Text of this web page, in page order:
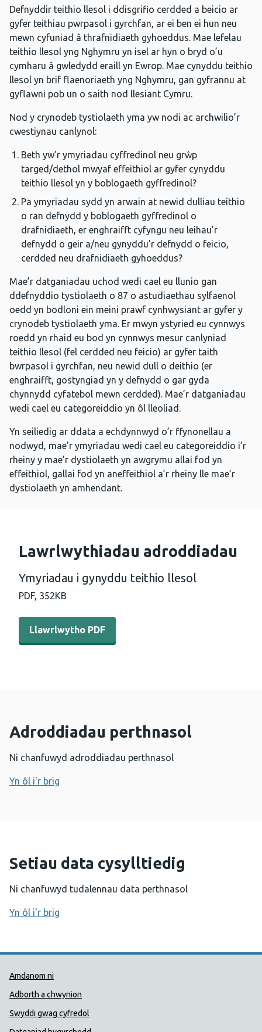
Defnyddir teithio llesol i ddisgrifio cerdded a beicio ar
gyfer teithiau pwrpasol i gyrchfan, ar ei ben ei hun neu
mewn cyfuniad â thrafnidiaeth gyhoeddus. Mae lefelau
teithio llesol yng Nghymru yn isel ar hyn o bryd o’u
cymharu â gwledydd eraill yn Ewrop. Mae cynyddu teithio
llesol yn brif flaenoriaeth yng Nghymru, gan gyfrannu at
gyflawni pob un o saith nod llesiant Cymru.
Nod y crynodeb tystiolaeth yma yw nodi ac archwilio’r
cwestiynau canlynol:
Beth yw’r ymyriadau cyffredinol neu grŵp
targed/dethol mwyaf effeithiol ar gyfer cynyddu
teithio llesol yn y boblogaeth gyffredinol?
Pa ymyriadau sydd yn arwain at newid dulliau teithio
o ran defnydd y boblogaeth gyffredinol o
drafnidiaeth, er enghraifft cyfyngu neu leihau’r
defnydd o geir a/neu gynyddu’r defnydd o feicio,
cerdded neu drafnidiaeth gyhoeddus?
Mae’r datganiadau uchod wedi cael eu llunio gan
ddefnyddio tystiolaeth o 87 o astudiaethau sylfaenol
oedd yn bodloni ein meini prawf cynhwysiant ar gyfer y
crynodeb tystiolaeth yma. Er mwyn ystyried eu cynnwys
roedd yn rhaid eu bod yn cynnwys mesur canlyniad
teithio llesol (fel cerdded neu feicio) ar gyfer taith
bwrpasol i gyrchfan, neu newid dull o deithio (er
enghraifft, gostyngiad yn y defnydd o gar gyda
chynnydd cyfatebol mewn cerdded). Mae’r datganiadau
wedi cael eu categoreiddio yn ôl lleoliad.
Yn seiliedig ar ddata a echdynnwyd o’r ffynonellau a
nodwyd, mae’r ymyriadau wedi cael eu categoreiddio i’r
rheiny y mae’r dystiolaeth yn awgrymu allai fod yn
effeithiol, gallai fod yn aneffeithiol a’r rheiny lle mae’r
dystiolaeth yn amhendant.
Lawrlwythiadau adroddiadau
Ymyriadau i gynyddu teithio llesol
PDF, 352KB
Llawrlwytho PDF - Ymyriadau i gynyddu teithio llesol
Llawrlwytho PDF
Adroddiadau perthnasol
Ni chanfuwyd adroddiadau perthnasol
Yn ôl i'r brig
Setiau data cysylltiedig
Ni chanfuwyd tudalennau data perthnasol
Yn ôl i'r brig
Dolenni Cymorth Iechyd
Amdanom ni
Adborth a chwynion
Swyddi gwag cyfredol